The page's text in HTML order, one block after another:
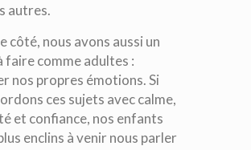
autres.
côté, nous avons aussi un
faire comme adultes :
nos propres émotions. Si
ces sujets avec calme,
et confiance, nos enfants
enclins à venir nous parler